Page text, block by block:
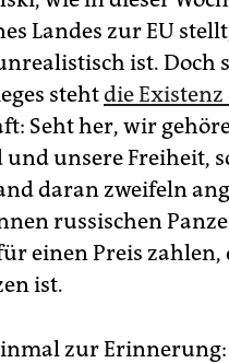
Landes zur EU
ist. Doch
stehtdie
Seht her, wir
und unsere Freiheit,
daran zweifeln
russischen
einen Preis
ist.
zur Erinnerung: